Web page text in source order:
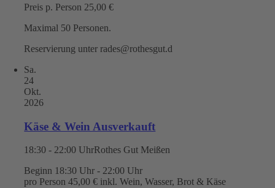
Preis p. Person 25,00 €
Maximal 50 Personen.
Reservierung unter rades@rothesgut.d
Sa.
24
Okt.
2026
Käse & Wein Ausverkauft
18:30 - 22:00 UhrRothes Gut Meißen
Beginn 18:30 Uhr - 22:00 Uhr
pro Person 45,00 € inkl. Wein, Wasser, Brot & Käse